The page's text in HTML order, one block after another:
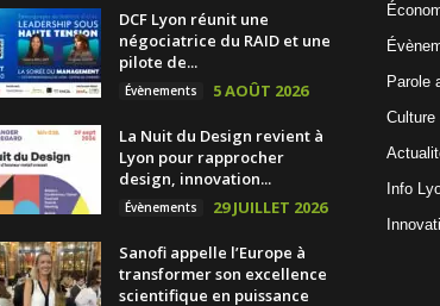
DCF Lyon réunit une
négociatrice du RAID et une
pilote de...
Évènements 5 AOÛT 2026
La Nuit du Design revient à
Lyon pour rapprocher
design, innovation...
Évènements 29 JUILLET 2026
Sanofi appelle l’Europe à
transformer son excellence
scientifique en puissance
Parole
Culture
Info